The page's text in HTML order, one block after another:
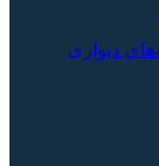
دیواری